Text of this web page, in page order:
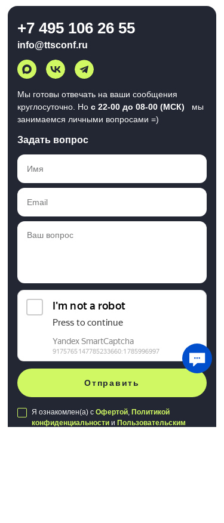
+7 495 106 26 55
info@ttsconf.ru
Мы готовы отвечать на ваши сообщения
круглосуточно. Но с 22-00 до 08-00 (МСК)
мы
занимаемся личными вопросами =)
Задать вопрос
Отправить
Я ознакомлен(а) с Офертой, Политикой
конфиденциальности и Пользовательским